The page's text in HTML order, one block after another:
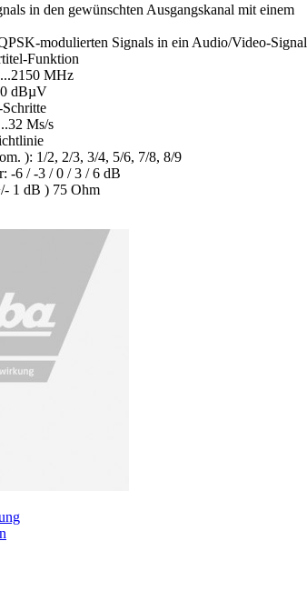
in den gewünschten Ausgangskanal mit einem
modulierten Signals in ein Audio/Video-Signal
Funktion
MHz
dBµV
Ms/s
): 1/2, 2/3, 3/4, 5/6, 7/8, 8/9
-6 / -3 / 0 / 3 / 6 dB
1 dB ) 75 Ohm